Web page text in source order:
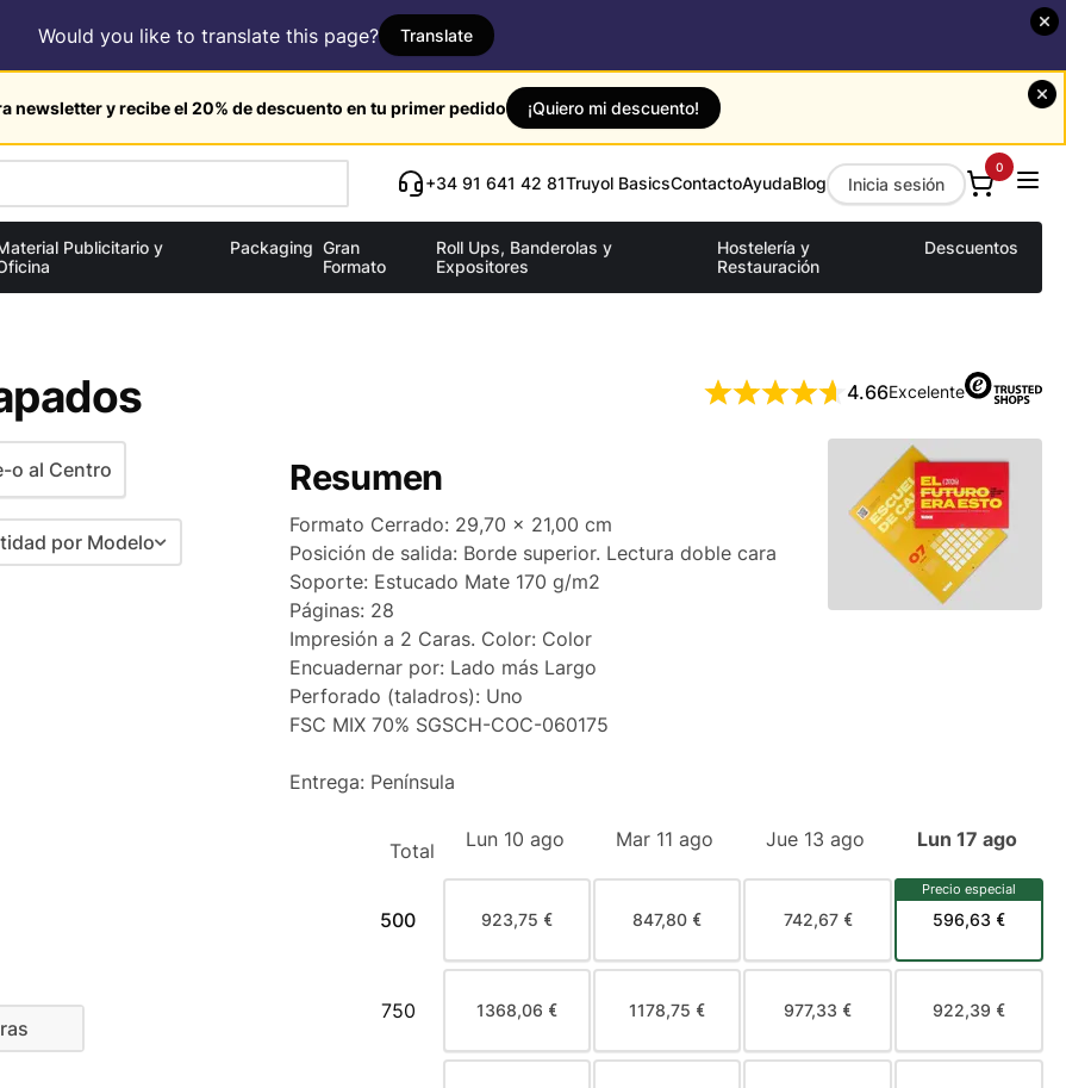
Would you like to translate this page? Translate
newsletter y recibe el 20% de descuento en tu primer pedido ¡Quiero mi descuento!
+34 91 641 42 81Truyol BasicsContactoAyudaBlog Inicia sesión
0
Publicitario y
Packaging Gran
Formato
Roll Ups, Banderolas y
Expositores
Hostelería y
Restauración
Descuentos
4.66Excelente
o al Centro
por Modelo
por Modelo
Resumen
Formato Cerrado: 29,70 x 21,00 cm
Posición de salida: Borde superior. Lectura doble cara
Soporte: Estucado Mate 170 g/m2
Páginas: 28
Impresión a 2 Caras. Color: Color
Encuadernar por: Lado más Largo
Perforado (taladros): Uno
FSC MIX 70% SGSCH-COC-060175
Entrega: Península
Total Lun 10 ago Mar 11 ago Jue 13 ago Lun 17 ago
500 923,75 € 847,80 € 742,67 €
Precio especial
596,63 €
750 1368,06 € 1178,75 € 977,33 € 922,39 €